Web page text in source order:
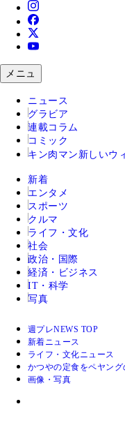
メニュ
ニュース
グラビア
連載コラム
コミック
キン肉マン 新しいウ
新着
エンタメ
スポーツ
クルマ
ライフ・文化
社会
政治・国際
経済・ビジネス
IT・科学
写真
週プレNEWS TOP
新着ニュース
ライフ・文化ニュース
かつやの定食をペヤン
画像・写真